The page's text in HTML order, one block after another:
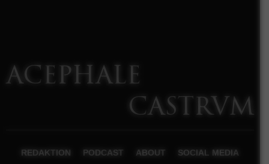
ACEPHALE
CASTRVM
REDAKTION PODCAST ABOUT SOCIAL MEDIA